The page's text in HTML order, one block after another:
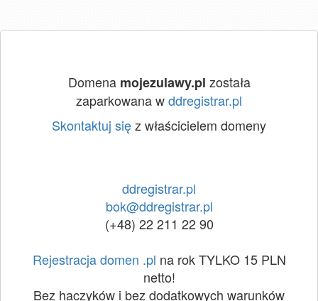
Domena mojezulawy.pl została
zaparkowana wddregistrar.pl
Skontaktuj sięz właścicielem domeny
ddregistrar.pl
bok@ddregistrar.pl
(+48) 22 211 22 90
Rejestracja domen .pl na rok TYLKO 15 PLN
netto!
Bez haczyków i bez dodatkowych warunków